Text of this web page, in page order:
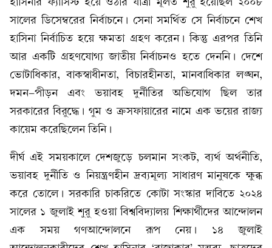
সালের ডিসেম্বরের নির্বাচনে। সেনা সমর্থিত সে নির্বাচনে শেখ
হাসিনা নির্বাচিত হয়ে ক্ষমতা গ্রহণ করেন। কিন্তু এরপর তিনি
আর একটি গ্রহণযোগ্য জাতীয় নির্বাচনও হতে দেননি। দেশে
ভোটাধিকার, বাকস্বাধীনতা, বিচারহীনতা, মানবাধিকার লঙ্ঘন,
দমন-পীড়ন এবং ভয়াবহ দুর্নীতির অভিযোগ ছিল তার
সরকারের বিরুদ্ধে। গুম ও ক্রসফায়ারের নামে এক ভয়ের রাজ্য
কায়েম করেছিলেন তিনি।
দীর্ঘ এই সময়কালে দেশজুড়ে চলমান সংকট, ব্যর্থ অর্থনীতি,
ভয়াবহ দুর্নীতি ও নিয়ন্ত্রণহীন দ্রব্যমূল্য সাধারণ মানুষকে ক্ষুব্ধ
করে তোলে। সরকারি চাকরিতে কোটা সংস্কার দাবিতে ২০২৪
সালের ১ জুলাই শুরু হওয়া বিশ্ববিদ্যালয় শিক্ষার্থীদের আন্দোলন
এক সময় গণআন্দোলনে রূপ নেয়। ১৪ জুলাই